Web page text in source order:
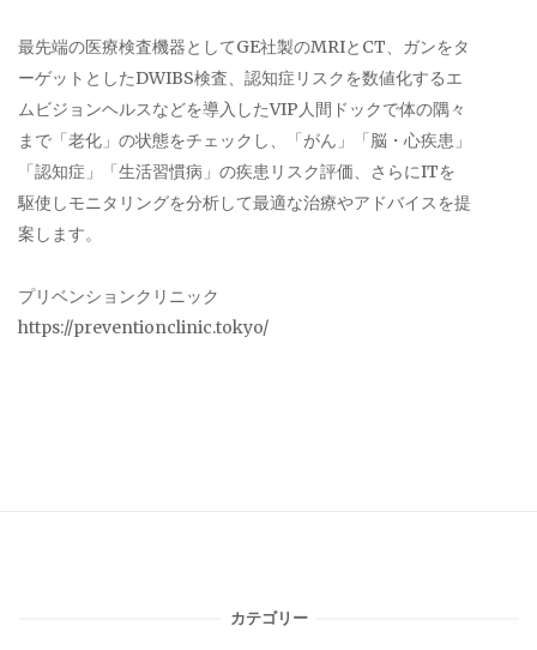
最先端の医療検査機器としてGE社製のMRIとCT、ガンをタ
ーゲットとしたDWIBS検査、認知症リスクを数値化するエ
ムビジョンヘルスなどを導入したVIP人間ドックで体の隅々
まで「老化」の状態をチェックし、「がん」「脳・心疾患」
「認知症」「生活習慣病」の疾患リスク評価、さらにITを
駆使しモニタリングを分析して最適な治療やアドバイスを提
案します。
プリベンションクリニック
https://preventionclinic.tokyo/
カテゴリー